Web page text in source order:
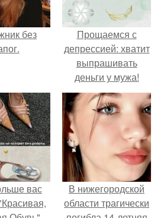
без
Прощаемся с
депрессией: хватит
выпрашивать
деньги у мужа!
вас
В нижегородской
области трагически